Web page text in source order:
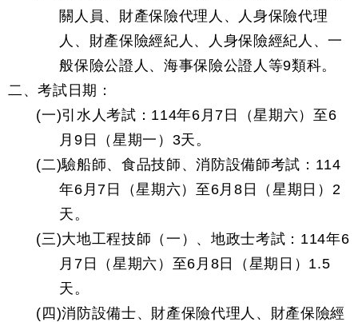
關人員、財產保險代理人、人身保險代理
人、財產保險經紀人、人身保險經紀人、一
般保險公證人、海事保險公證人等9類科。
二、考試日期：
(一)引水人考試：114年6月7日（星期六）至6
月9日（星期一）3天。
(二)驗船師、食品技師、消防設備師考試：114
年6月7日（星期六）至6月8日（星期日）2
天。
(三)大地工程技師（一）、地政士考試：114年6
月7日（星期六）至6月8日（星期日）1.5
天。
(四)消防設備士、財產保險代理人、財產保險經